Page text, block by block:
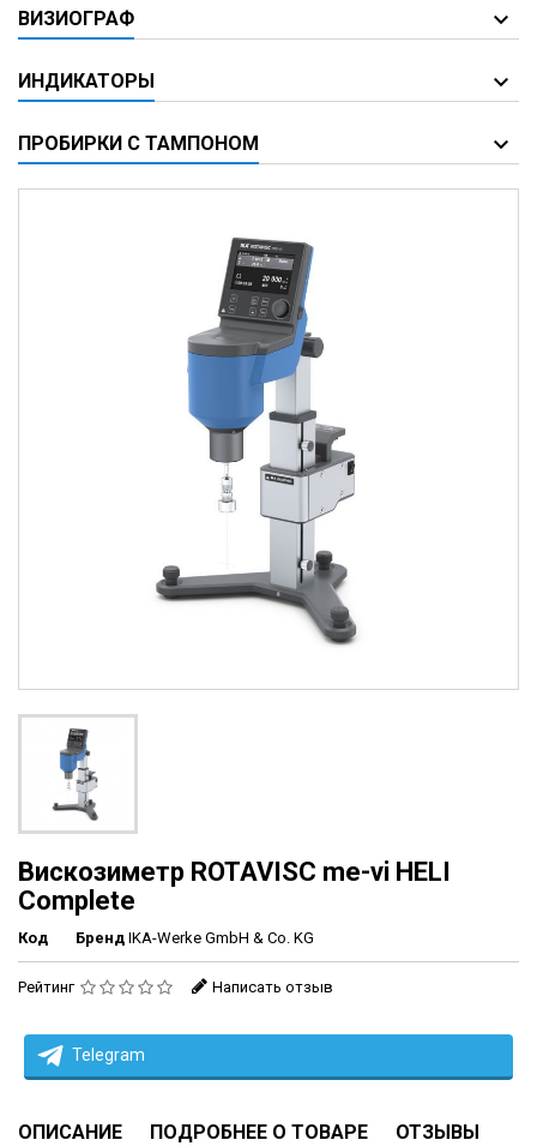
ВИЗИОГРАФ
ИНДИКАТОРЫ
ПРОБИРКИ С ТАМПОНОМ
Вискозиметр ROTAVISC me-vi HELI
Complete
Код Бренд IKA-Werke GmbH & Co. KG
Рейтинг Написать отзыв
Telegram
ОПИСАНИЕ ПОДРОБНЕЕ О ТОВАРЕ ОТЗЫВЫ